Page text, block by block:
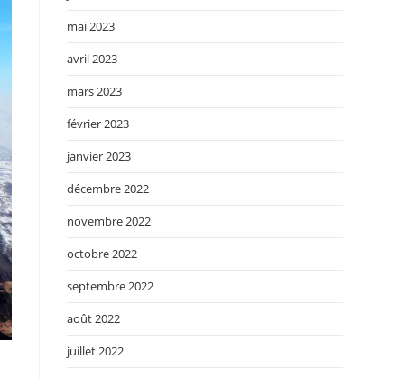
mai 2023
avril 2023
mars 2023
février 2023
janvier 2023
décembre 2022
novembre 2022
octobre 2022
septembre 2022
août 2022
juillet 2022